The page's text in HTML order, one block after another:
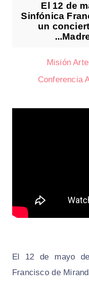
El 12 de
Sinfónica
un
Misión
Conferencia
El 12 de mayo
Francisco de